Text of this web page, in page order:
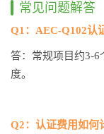
常见问题解答
Q1：AEC-Q102认
答：常规项目约3-6
度。
Q2：认证费用如何